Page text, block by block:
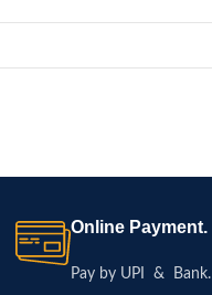
Online Payment.
Pay by UPI & Bank.